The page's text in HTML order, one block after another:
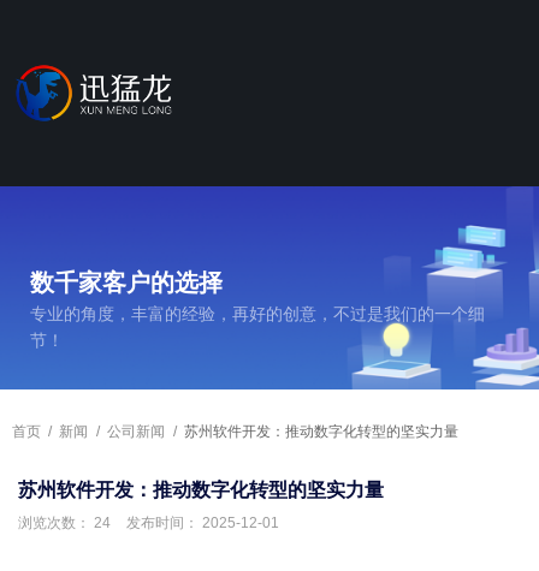
数千家客户的选择
专业的角度，丰富的经验，再好的创意，不过是我们的一个细
节！
首页 / 新闻 / 公司新闻 / 苏州软件开发：推动数字化转型的坚实力量
苏州软件开发：推动数字化转型的坚实力量
浏览次数： 24 发布时间： 2025-12-01